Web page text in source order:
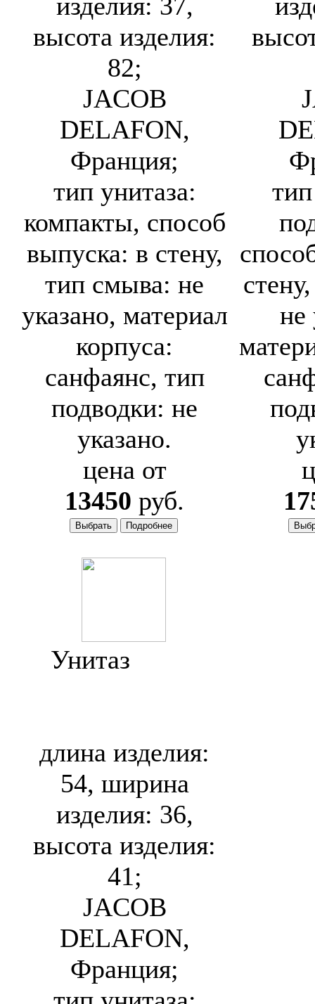
высота изделия:
82;
JACOB
DELAFON,
Франция;
тип унитаза:
компакты, способ
выпуска: в стену,
тип смыва: не
указано, материал
корпуса:
санфаянс, тип
подводки: не
указано.
цена от
13450 руб.
не
Унитаз
длина изделия:
54, ширина
изделия: 36,
высота изделия:
41;
JACOB
DELAFON,
Франция;